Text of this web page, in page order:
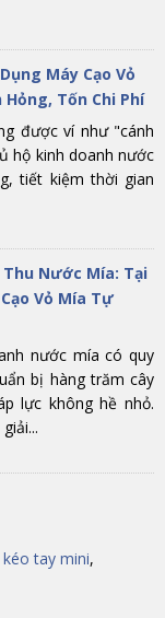
Máy Cạo Vỏ
Tốn Chi Phí
được ví như "cánh
hộ kinh doanh nước
tiết kiệm thời gian
Nước Mía: Tại
Vỏ Mía Tự
nước mía có quy
bị hàng trăm cây
lực không hề nhỏ.
tay mini,